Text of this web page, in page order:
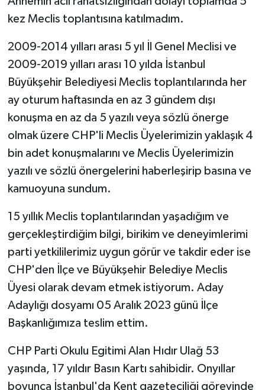
kez Meclis toplantısına katılmadım.
2009-2014 yılları arası 5 yıl İl Genel Meclisi ve
2009-2019 yılları arası 10 yılda İstanbul
Büyükşehir Belediyesi Meclis toplantılarında her
ay oturum haftasında en az 3 gündem dışı
konuşma en az da 5 yazılı veya sözlü önerge
olmak üzere CHP'li Meclis Üyelerimizin yaklaşık 4
bin adet konuşmalarını ve Meclis Üyelerimizin
yazılı ve sözlü önergelerini haberleşirip basına ve
kamuoyuna sundum.
15 yıllık Meclis toplantılarından yaşadığım ve
gerçekleştirdiğim bilgi, birikim ve deneyimlerimi
parti yetkililerimiz uygun görür ve takdir eder ise
CHP'den İlçe ve Büyükşehir Belediye Meclis
Üyesi olarak devam etmek istiyorum. Aday
Adaylığı dosyamı 05 Aralık 2023 günü İlçe
Başkanlığımıza teslim ettim.
CHP Parti Okulu Egitimi Alan Hıdır Ulağ 53
yaşında, 17 yıldır Basın Kartı sahibidir. Onyıllar
boyunca İstanbul'da Kent gazeteciliği görevinde